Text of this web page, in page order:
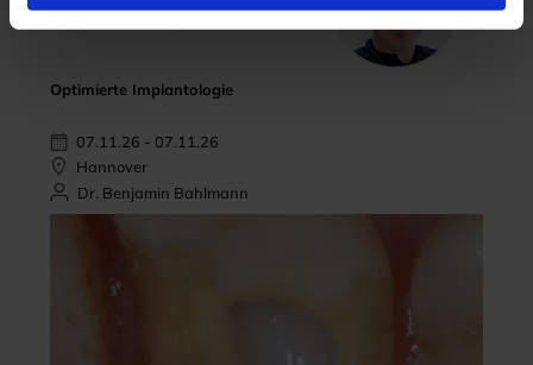
Optimierte Implantologie
07.11.26 - 07.11.26
Hannover
Dr. Benjamin Bahlmann